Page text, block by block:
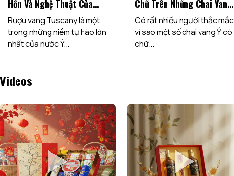
Hồn Và Nghệ Thuật Của
Nước Ý
Rượu vang Tuscany là một
trong những niềm tự hào lớn
nhất của nước Ý...
Chữ Trên Những Chai Vang
Ý Là Gì?
Có rất nhiều người thắc mắc
vì sao một số chai vang Ý có
chữ...
Videos